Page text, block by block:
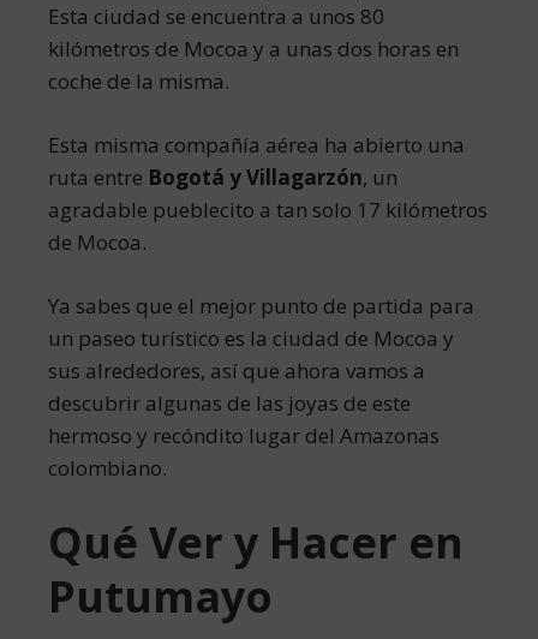
Esta ciudad se encuentra a unos 80
kilómetros de Mocoa y a unas dos horas en
coche de la misma.
Esta misma compañía aérea ha abierto una
ruta entre Bogotá y Villagarzón, un
agradable pueblecito a tan solo 17 kilómetros
de Mocoa.
Ya sabes que el mejor punto de partida para
un paseo turístico es la ciudad de Mocoa y
sus alrededores, así que ahora vamos a
descubrir algunas de las joyas de este
hermoso y recóndito lugar del Amazonas
colombiano.
Qué Ver y Hacer en
Putumayo